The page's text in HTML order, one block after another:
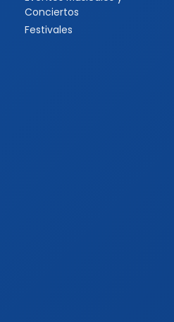
Viajes para quinceaneras
Viajes para Eventos